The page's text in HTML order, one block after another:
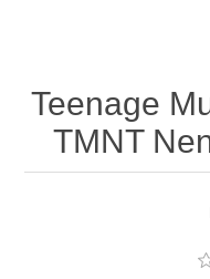
Teenage
TMNT